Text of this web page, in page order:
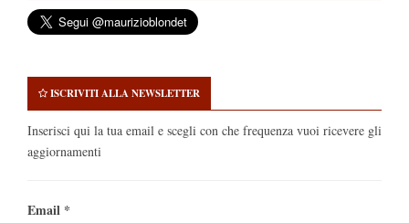
ISCRIVITI ALLA NEWSLETTER
Inserisci qui la tua email e scegli con che frequenza vuoi ricevere gli
aggiornamenti
Email *